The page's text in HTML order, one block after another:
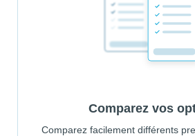
Comparez vos
Comparez facilement différents